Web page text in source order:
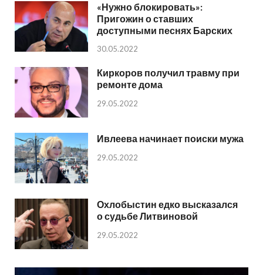
«Нужно блокировать»:
Пригожин о ставших
доступными песнях Барских
30.05.2022
Киркоров получил травму при
ремонте дома
29.05.2022
Ивлеева начинает поиски мужа
29.05.2022
Охлобыстин едко высказался
о судьбе Литвиновой
29.05.2022